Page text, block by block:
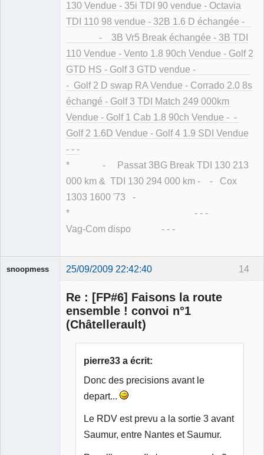
130 Vendue - 35i TDI 90 vendue - Octavia
TDI 110 98 vendue - 32B 1.6 D échangée -
- 3B Vr5 Break échangée - 3B TDI
110 Vendue - Vento 1.8 90ch Vendue - Golf 2
GTD HS - Golf 3 GTD vendue -
- Golf 2 D swap RA Vendue - Corrado 2.0 8s
échangé - Golf 3 TDI Match 249 000km
Vendue - Golf 1 Cab 1.8 90ch Vendue - -
Golf 2 1.6D Vendue - Golf 4 1.9 SDI Vendue
- - -
* - Passat 3BG Break TDI 130 213
000 km & TDI 130 294 000 km - - Cox
1303 1600 '73 -
* - - -
Vag-Com dispo - - -
14
snoopmess 25/09/2009 22:42:40
Re : [FP#6] Faisons la route
ensemble ! convoi n°1
(Châtellerault)
pierre33 a écrit:
Donc des precisions avant le
depart...
Le RDV est prevu a la sortie 3 avant
Saumur, entre Nantes et Saumur.